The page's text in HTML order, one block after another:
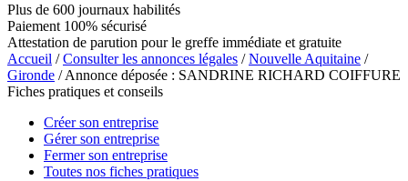
Plus de 600 journaux habilités
Paiement 100% sécurisé
Attestation de parution pour le greffe immédiate et gratuite
Accueil /Consulter les annonces légales /Nouvelle Aquitaine /
Gironde / Annonce déposée : SANDRINE RICHARD COIFFURE
Fiches pratiques et conseils
Créer son entreprise
Gérer son entreprise
Fermer son entreprise
Toutes nos fiches pratiques